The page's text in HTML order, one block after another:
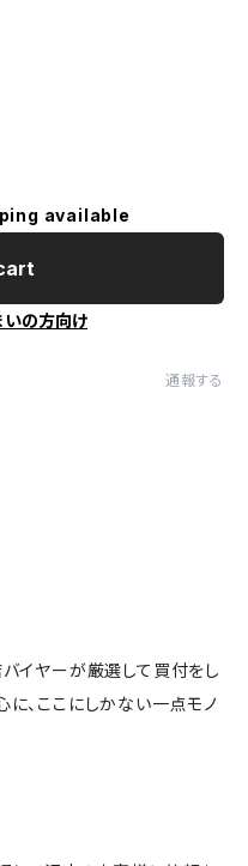
available
いの方向け
通報する
イヤーが厳選して買付をし
、ここにしかない一点モノ